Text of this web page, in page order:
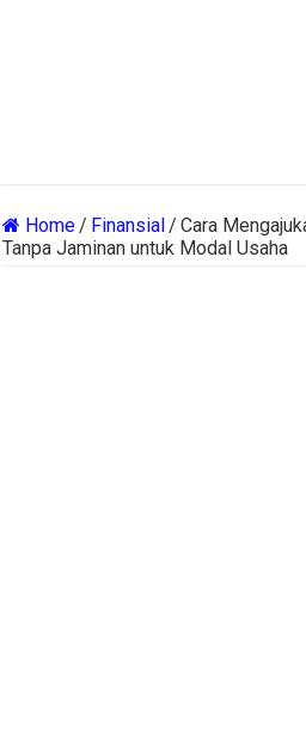
Home/ Finansial/ Cara
Tanpa Jaminan untuk Modal Usaha